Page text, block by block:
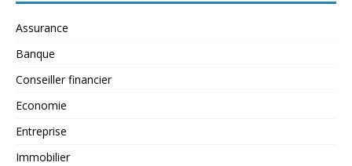
Assurance
Banque
Conseiller financier
Economie
Entreprise
Immobilier